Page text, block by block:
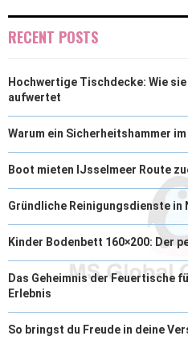
RECENT POSTS
Hochwertige Tischdecke: Wie
aufwertet
Warum ein Sicherheitshammer
Boot mieten IJsselmeer Route
Gründliche Reinigungsdienste in
Kinder Bodenbett 160×200: Der
Das Geheimnis der Feuertische
Erlebnis
So bringst du Freude in deine